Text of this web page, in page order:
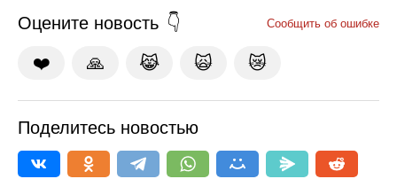
Оцените новость Сообщить об ошибке
❤️ 🙏 😹 🙀 😿
Поделитесь новостью